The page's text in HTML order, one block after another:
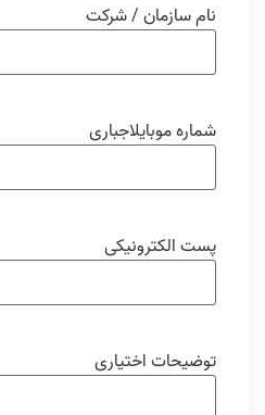
نام سازمان / شرکت
شماره موبایلاجباری
پست الکترونیکی
توضیحات اختیاری